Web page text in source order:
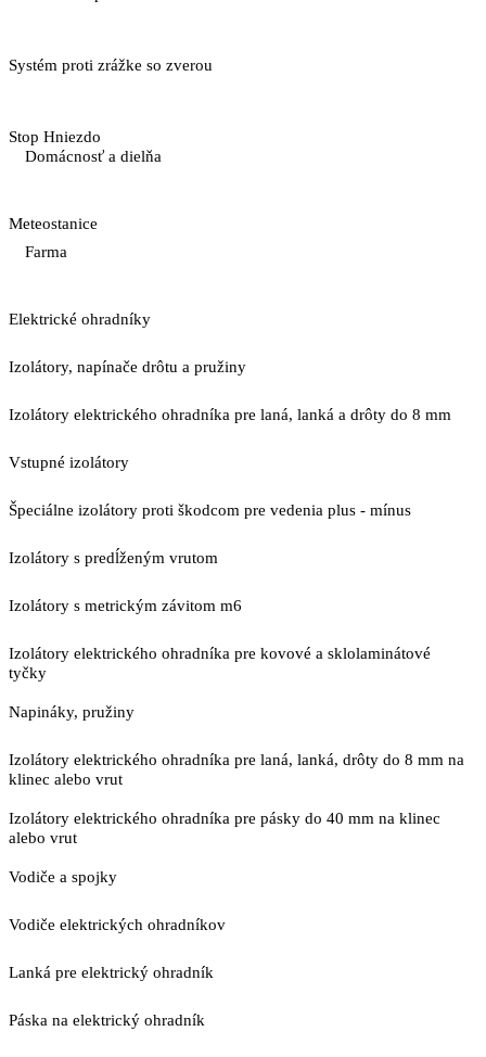
Systém proti zrážke so zverou
Stop Hniezdo
Domácnosť a dielňa
Meteostanice
Farma
Elektrické ohradníky
Izolátory, napínače drôtu a pružiny
Izolátory elektrického ohradníka pre laná, lanká a drôty do 8 mm
Vstupné izolátory
Špeciálne izolátory proti škodcom pre vedenia plus - mínus
Izolátory s predĺženým vrutom
Izolátory s metrickým závitom m6
Izolátory elektrického ohradníka pre kovové a sklolaminátové
tyčky
Napináky, pružiny
Izolátory elektrického ohradníka pre laná, lanká, drôty do 8 mm na
klinec alebo vrut
Izolátory elektrického ohradníka pre pásky do 40 mm na klinec
alebo vrut
Vodiče a spojky
Vodiče elektrických ohradníkov
Lanká pre elektrický ohradník
Páska na elektrický ohradník